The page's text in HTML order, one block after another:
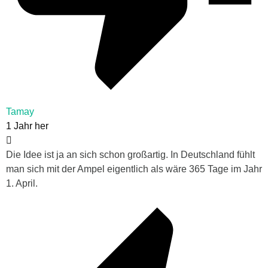
Tamay
1 Jahr her
Die Idee ist ja an sich schon großartig. In Deutschland fühlt
man sich mit der Ampel eigentlich als wäre 365 Tage im Jahr
1. April.